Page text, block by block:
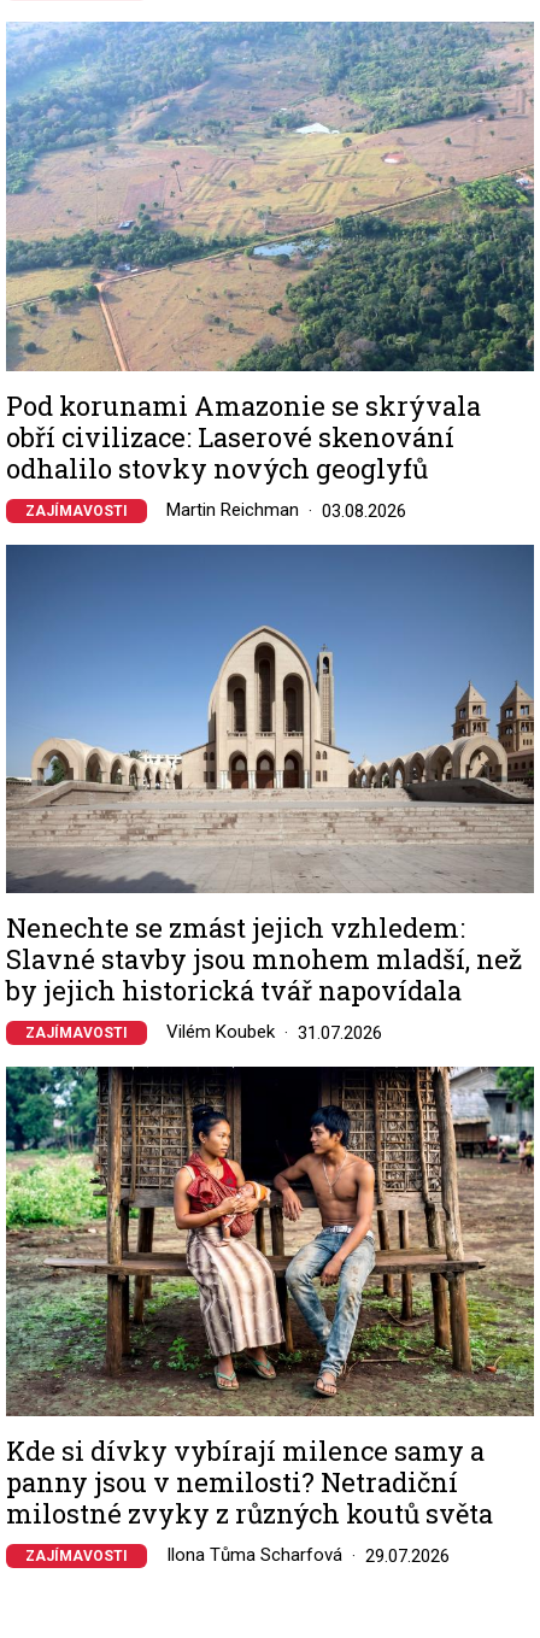
Image
Pod korunami Amazonie se skrývala
obří civilizace: Laserové skenování
odhalilo stovky nových geoglyfů
ZAJÍMAVOSTI Martin Reichman 03.08.2026
Nenechte se zmást jejich vzhledem:
Slavné stavby jsou mnohem mladší, než
by jejich historická tvář napovídala
ZAJÍMAVOSTI Vilém Koubek 31.07.2026
Image
Kde si dívky vybírají milence samy a
panny jsou v nemilosti? Netradiční
milostné zvyky z různých koutů světa
ZAJÍMAVOSTI Ilona Tůma Scharfová 29.07.2026